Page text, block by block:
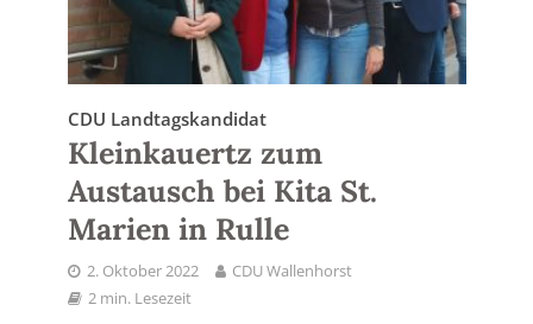
CDU Landtagskandidat
Kleinkauertz zum
Austausch bei Kita St.
Marien in Rulle
2. Oktober 2022
CDU Wallenhorst
2 min. Lesezeit